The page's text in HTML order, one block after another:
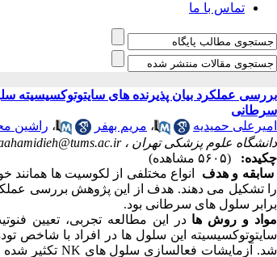
تماس با ما
بررسی عملکرد بیان پذیرنده های
سرطانی
امیرعلی حمیدیه
، مریم بهفر ، راشین
دانشگاه علوم پزشکی تهران ،
چکیده:
(۵۶۰۵ مشاهده)
سابقه و هدف انواع مختلفی از لکوسیت ها همانند
را تشکیل می دهند. هدف از این پژوهش بررسی
برابر سلول های سرطانی بود.
مواد و روش ها در این مطالعه تجربی، تعیین
شد. آزمایشات فعالسازی سلول های NK